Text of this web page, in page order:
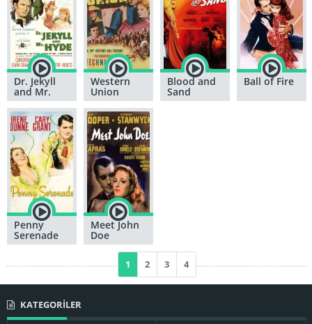
Dr. Jekyll
and Mr.
Hyde
Western
Union
Blood and
Sand
Ball of Fire
Penny
Serenade
Meet John
Doe
1 2 3 4
KATEGORİLER